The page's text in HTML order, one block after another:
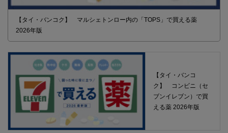
【タイ・バンコク】 マルシェトンロー内の「TOPS」で買える薬
2026年版
【タイ・バンコ
ク】 コンビニ（セ
ブンイレブン）で買
える薬 2026年版